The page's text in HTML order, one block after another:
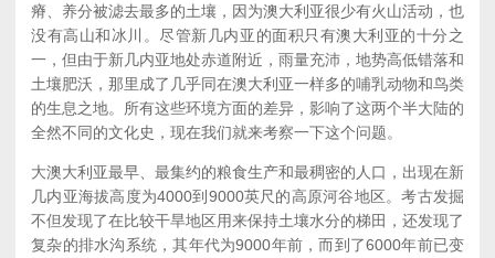
瘠、养分被滤去最多的土壤，因为澳大利亚很少有火山活动，也
没有高山和冰川。尽管新几内亚的面积只有澳大利亚的十分之
一，但由于新几内亚地处赤道附近，雨量充沛，地势高低错落和
土壤肥沃，那里成了几乎同在澳大利亚一样多的哺乳动物和鸟类
的生息之地。所有这些环境方面的差异，影响了这两个半大陆的
全然不同的文化史，现在我们就来考察一下这个问题。
大澳大利亚最早、最集约的粮食生产和最稠密的人口，出现在新
几内亚海拔高度为4000到9000英尺的高原河谷地区。考古发掘
不但发现了在比较干旱地区用来保持土壤水分的梯田，还发现了
复杂的排水沟系统，其年代为9000年前，而到了6000年前已变